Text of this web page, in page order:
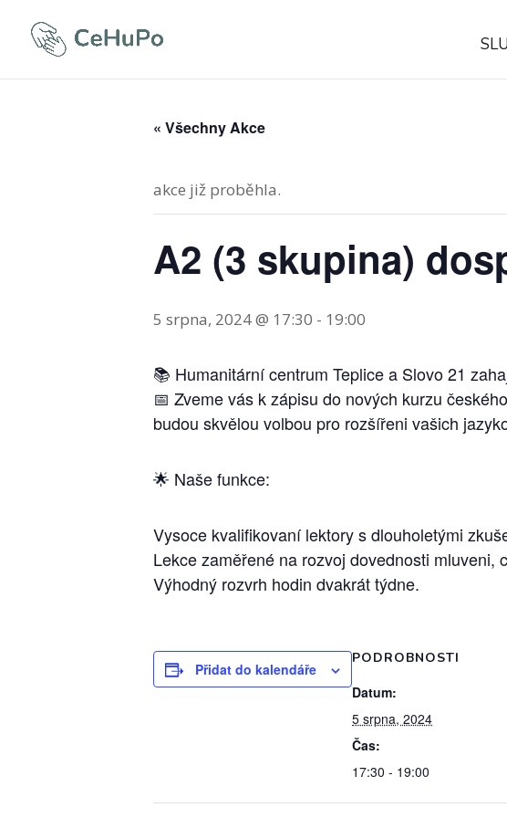
« Všechny Akce
akce již proběhla.
A2 (3 skupina)
5 srpna, 2024 @ 17:30 - 19:00
📚 Humanitární centrum Teplice a Slovo 21
📅 Zveme vás k zápisu do nových kurzu
budou skvělou volbou pro rozšířeni vašich
🌟 Naše funkce:
Vysoce kvalifikovaní lektory s dlouholetými
Lekce zaměřené na rozvoj dovednosti mluveni,
Výhodný rozvrh hodin dvakrát týdne.
Přidat do kalendáře
PODROBNOSTI
Datum:
5 srpna, 2024
Čas:
17:30 - 19:00